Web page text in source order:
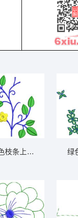
列5千针以下
枝条上的花朵图案 免绿